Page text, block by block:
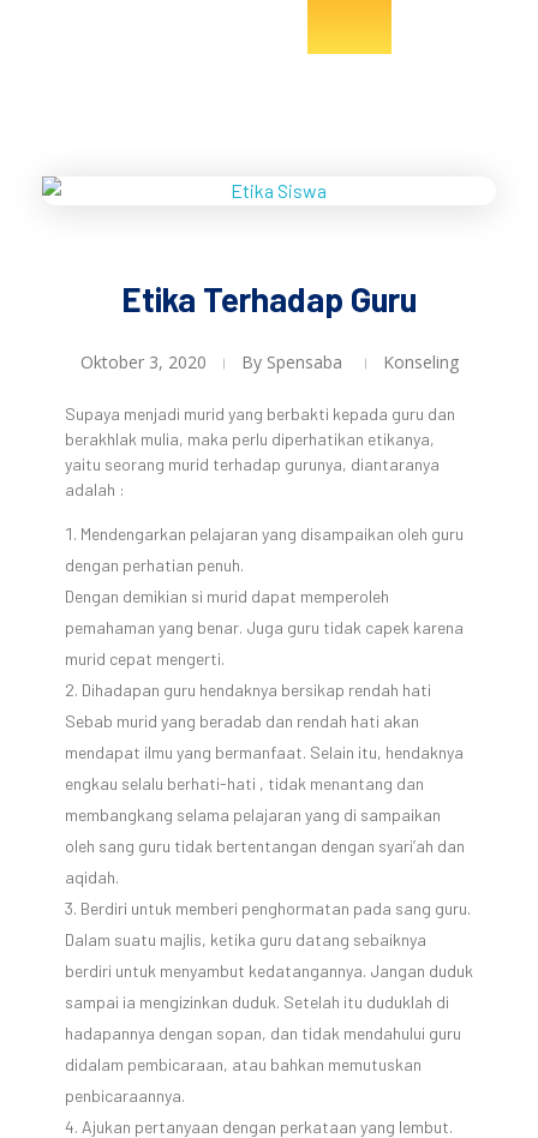
Etika Terhadap Guru
Oktober 3, 2020 By Spensaba Konseling
Supaya menjadi murid yang berbakti kepada guru dan
berakhlak mulia, maka perlu diperhatikan etikanya,
yaitu seorang murid terhadap gurunya, diantaranya
adalah :
Mendengarkan pelajaran yang disampaikan oleh guru
dengan perhatian penuh.
Dengan demikian si murid dapat memperoleh
pemahaman yang benar. Juga guru tidak capek karena
murid cepat mengerti.
Dihadapan guru hendaknya bersikap rendah hati
Sebab murid yang beradab dan rendah hati akan
mendapat ilmu yang bermanfaat. Selain itu, hendaknya
engkau selalu berhati-hati , tidak menantang dan
membangkang selama pelajaran yang di sampaikan
oleh sang guru tidak bertentangan dengan syari’ah dan
aqidah.
Berdiri untuk memberi penghormatan pada sang guru.
Dalam suatu majlis, ketika guru datang sebaiknya
berdiri untuk menyambut kedatangannya. Jangan duduk
sampai ia mengizinkan duduk. Setelah itu duduklah di
hadapannya dengan sopan, dan tidak mendahului guru
didalam pembicaraan, atau bahkan memutuskan
penbicaraannya.
Ajukan pertanyaan dengan perkataan yang lembut.